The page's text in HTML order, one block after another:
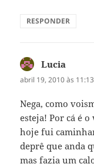
RESPONDER
Lucia
abril 19, 2010 às
Nega, como
esteja! Por cá é
hoje fui
deprê que anda
mas fazia um